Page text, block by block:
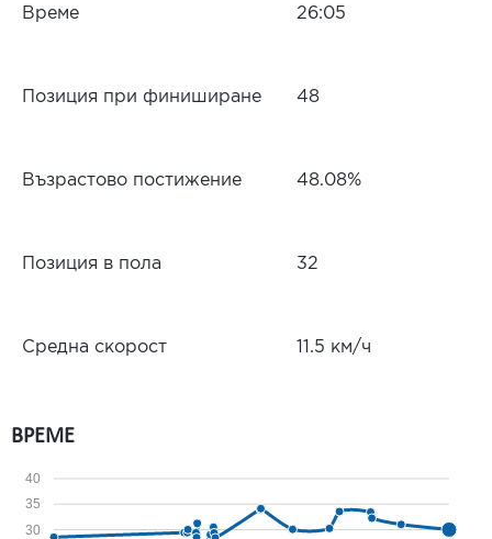
Време 26:05
Позиция при финиширане 48
Възрастово постижение 48.08%
Позиция в пола 32
Средна скорост 11.5 км/ч
ВРЕМЕ
30
35
40